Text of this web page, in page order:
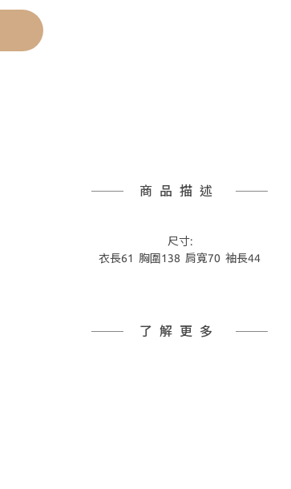
商品描述
尺寸:
衣長61 胸圍138 肩寬70 袖長44
了解更多